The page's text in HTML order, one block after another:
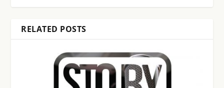
RELATED POSTS